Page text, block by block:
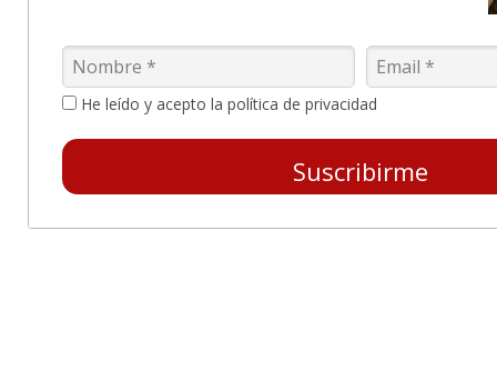
He leído y acepto la política de privacidad
Suscribirme